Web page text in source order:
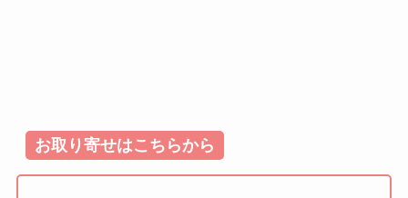
お取り寄せはこちらから